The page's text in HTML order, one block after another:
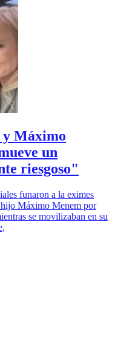
y Máximo
un
riesgoso"
funaron a la eximes
Máximo Menem por
se movilizaban en su